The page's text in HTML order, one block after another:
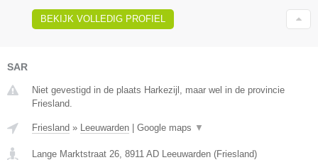
BEKIJK VOLLEDIG PROFIEL
SAR
Niet gevestigd in de plaats Harkezijl, maar wel in de provincie
Friesland.
Friesland » Leeuwarden Google maps ▼
Lange Marktstraat 26, 8911 AD Leeuwarden (Friesland)